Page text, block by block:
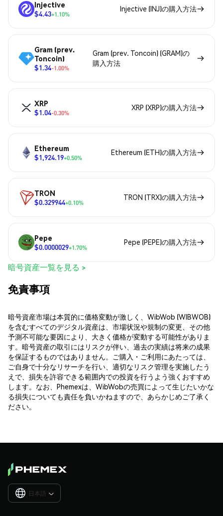
Injective
$4.43+1.10%
Injective (INJ)の購入方法
Gram (prev.
Toncoin)
$1.34-1.00%
Gram (prev. Toncoin) (GRAM)の
購入方法
XRP
$1.04-0.30%
XRP (XRP)の購入方法
Ethereum
$1,924.19+0.50%
Ethereum (ETH)の購入方法
TRON
$0.329944+0.10%
TRON (TRX)の購入方法
Pepe
$0.0000029+1.70%
Pepe (PEPE)の購入方法
暗号資産一覧を見る >
免責事項
暗号資産市場は本質的に価格変動が激しく、WibWob (WIBWOB)
を含むすべてのデジタル資産は、市場状況や規制の変更、その他
予測不可能な要因により、大きく価格が変動する可能性がありま
す。暗号資産の取引にはリスクが伴い、過去の実績は将来の成果
を保証するものではありません。ご購入・ご利用にあたっては、
ご自身で十分なリサーチを行い、適切なリスク管理を実施したう
えで、損失を許容できる範囲内での投資を行うよう強くおすすめ
します。なお、Phemexは、WibWobの売買によって生じたいかな
る損失についても責任を負いかねますので、あらかじめご了承く
ださい。
日本語 